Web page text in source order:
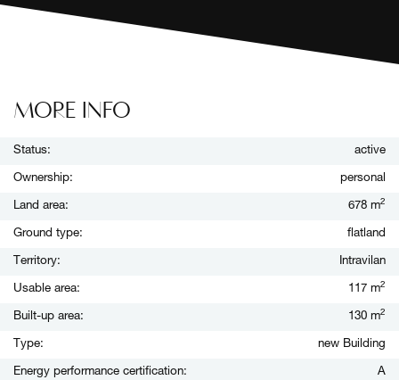
MORE INFO
Status: active
Ownership: personal
Land area: 678 m2
Ground type: flatland
Territory: Intravilan
Usable area: 117 m2
Built-up area: 130 m2
Type: new Building
Energy performance certification: A